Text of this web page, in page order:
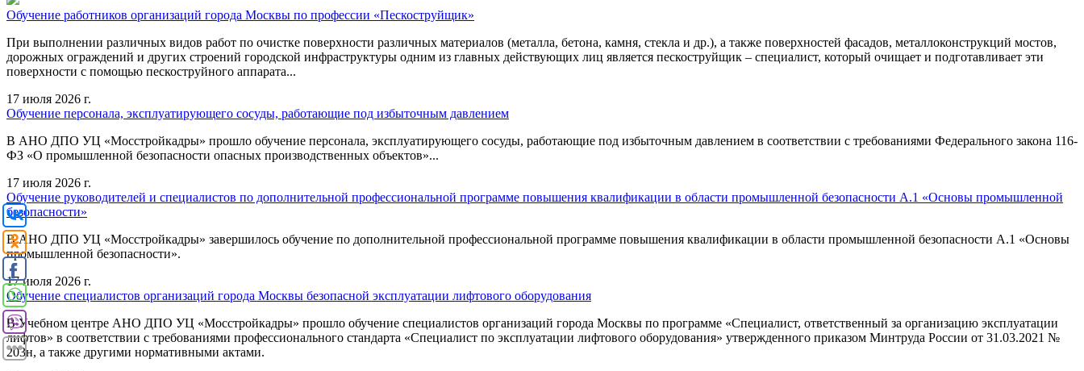
Обучение работников организаций города Москвы по профессии «Пескоструйщик»
При выполнении различных видов работ по очистке поверхности различных материалов (металла, бетона, камня, стекла и др.), а также поверхностей фасадов, металлоконструкций мостов,
дорожных ограждений и других строений городской инфраструктуры одним из главных действующих лиц является пескоструйщик – специалист, который очищает и подготавливает эти
поверхности с помощью пескоструйного аппарата...
17 июля 2026 г.
Обучение персонала, эксплуатирующего сосуды, работающие под избыточным давлением
В АНО ДПО УЦ «Мосстройкадры» прошло обучение персонала, эксплуатирующего сосуды, работающие под избыточным давлением в соответствии с требованиями Федерального закона 116-
ФЗ «О промышленной безопасности опасных производственных объектов»...
17 июля 2026 г.
Обучение руководителей и специалистов по дополнительной профессиональной программе повышения квалификации в области промышленной безопасности А.1 «Основы промышленной
безопасности»
В АНО ДПО УЦ «Мосстройкадры» завершилось обучение по дополнительной профессиональной программе повышения квалификации в области промышленной безопасности А.1 «Основы
промышленной безопасности».
17 июля 2026 г.
Обучение специалистов организаций города Москвы безопасной эксплуатации лифтового оборудования
В Учебном центре АНО ДПО УЦ «Мосстройкадры» прошло обучение специалистов организаций города Москвы по программе «Специалист, ответственный за организацию эксплуатации
лифтов» в соответствии с требованиями профессионального стандарта «Специалист по эксплуатации лифтового оборудования» утвержденного приказом Минтруда России от 31.03.2021 №
203н, а также другими нормативными актами.